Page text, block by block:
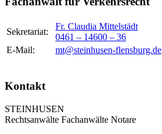
Sekretariat:
Fr. Claudia Mittelstädt
0461 – 14600 – 36
E-Mail:
mt@steinhusen-flensburg.de
Kontakt
STEINHUSEN
Rechtsanwälte Fachanwälte Notare